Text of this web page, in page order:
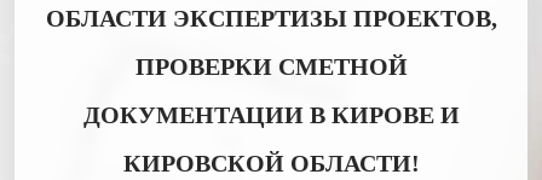
ОБЛАСТИ ЭКСПЕРТИЗЫ ПРОЕКТОВ,
ПРОВЕРКИ СМЕТНОЙ
ДОКУМЕНТАЦИИ В КИРОВЕ И
КИРОВСКОЙ ОБЛАСТИ!